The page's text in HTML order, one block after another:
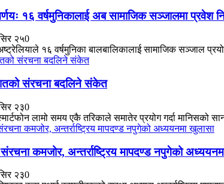
१६ वर्षमुनिकालाई अब सामाजिक सञ्जालमा प्रवेश
२५0
१६ वर्षमुनिका बालबालिकालाई सामाजिक सञ्जाल
संरचना बदलिने संकेत
२३0
लामो समय एकै तरिकाले समातेर प्रयोग गर्दा मानिसको
संरचना कमजोर, अन्तर्राष्ट्रिय मापदण्ड नपुगेको
२३0